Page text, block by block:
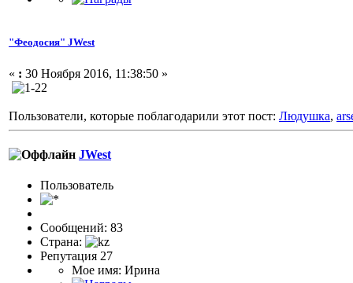
"Феодосия" JWest
« : 30 Ноября 2016, 11:38:50 »
Пользователи, которые поблагодарили этот пост: Людушка,
JWest
Пользовaтeль
Сообщений: 83
Страна:
Репутация 27
Мое имя: Ирина